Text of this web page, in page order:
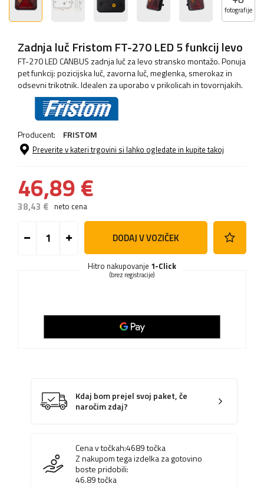
fotografije
Zadnja luč Fristom FT-270 LED 5 funkcij levo
FT-270 LED CANBUS zadnja luč za levo stransko montažo. Ponuja
pet funkcij: pozicijska luč, zavorna luč, meglenka, smerokaz in
odsevni trikotnik. Idealen za uporabo v prikolicah in tovornjakih.
Producent: FRISTOM
Preverite v kateri trgovini si lahko ogledate in kupite takoj
46,89 €
38,43 € neto cena
DODAJ V VOZIČEK
Hitro nakupovanje 1-Click
(brez registracije)
Kdaj bom prejel svoj paket, če
naročim zdaj?
Cena v točkah:4689točka
Z nakupom tega izdelka za gotovino
boste pridobili:
46.89točka